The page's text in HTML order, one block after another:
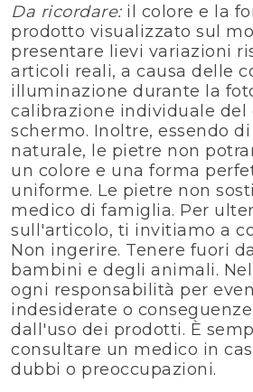
Da ricordare:il colore e la
prodotto visualizzato sul
presentare lievi variazioni
articoli reali, a causa delle
illuminazione durante la
calibrazione individuale del
schermo. Inoltre, essendo
naturale, le pietre non
un colore e una forma
uniforme. Le pietre non
medico di famiglia. Per
sull'articolo, ti invitiamo a
Non ingerire. Tenere fuori
bambini e degli animali.
ogni responsabilità per
indesiderate o
dall'uso dei prodotti. È
consultare un medico in
dubbi o preoccupazioni.